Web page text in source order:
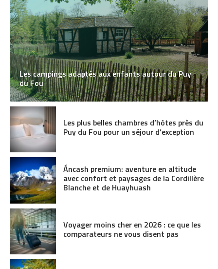
Les campings adaptés aux enfants autour du Puy
du Fou
Les plus belles chambres d’hôtes près du
Puy du Fou pour un séjour d’exception
Áncash premium: aventure en altitude
avec confort et paysages de la Cordillère
Blanche et de Huayhuash
Voyager moins cher en 2026 : ce que les
comparateurs ne vous disent pas